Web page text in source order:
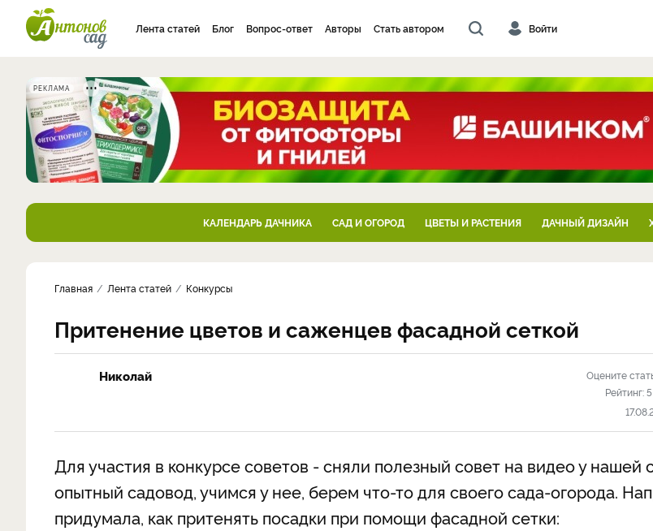
Лента статей Блог Вопрос-ответ Авторы Стать автором Войти
РЕКЛАМА
КАЛЕНДАРЬ ДАЧНИКА САД И ОГОРОД ЦВЕТЫ И РАСТЕНИЯ ДАЧНЫЙ ДИЗАЙН
Главная Лента статей Конкурсы
Притенение цветов и саженцев фасадной сеткой
Николай
Оцените
Рейтинг:5
Для участия в конкурсе советов - сняли полезный совет на видео у нашей
опытный садовод, учимся у нее, берем что-то для своего сада-огорода.
придумала, как притенять посадки при помощи фасадной сетки: